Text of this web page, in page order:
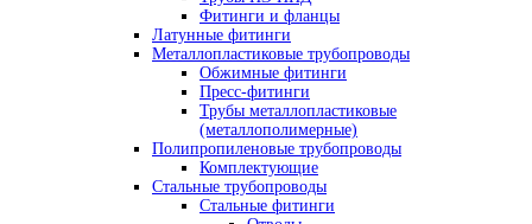
Фитинги и фланцы
Латунные фитинги
Металлопластиковые трубопроводы
Обжимные фитинги
Пресс-фитинги
Трубы металлопластиковые
(металлополимерные)
Полипропиленовые трубопроводы
Комплектующие
Стальные трубопроводы
Стальные фитинги